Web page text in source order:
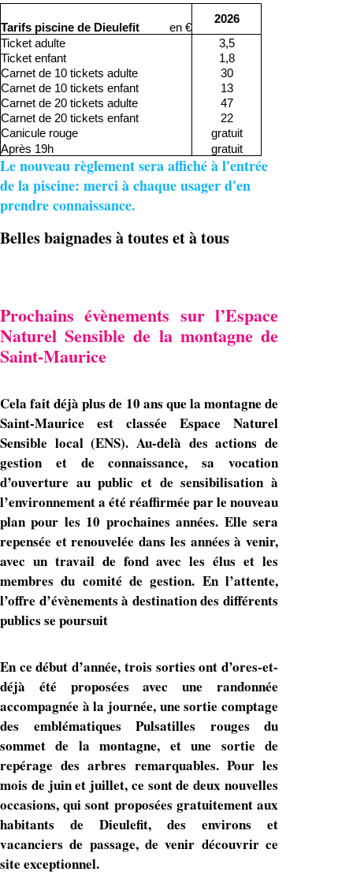
Tarifs piscine de Dieulefit en €
2026
Ticket adulte
3,5
Ticket enfant
1,8
Carnet de 10 tickets adulte
30
Carnet de 10 tickets enfant
13
Carnet de 20 tickets adulte
47
Carnet de 20 tickets enfant
22
Canicule rouge
gratuit
Après 19h
gratuit
Le nouveau règlement sera affiché à l'entrée
de la piscine: merci à chaque usager d'en
prendre connaissance.
Belles baignades à toutes et à tous
Prochains évènements sur l’Espace
Naturel Sensible de la montagne de
Saint-Maurice
Cela fait déjà plus de 10 ans que la montagne de
Saint-Maurice est classée Espace Naturel
Sensible local (ENS). Au-delà des actions de
gestion et de connaissance, sa vocation
d’ouverture au public et de sensibilisation à
l’environnement a été réaffirmée par le nouveau
plan pour les 10 prochaines années. Elle sera
repensée et renouvelée dans les années à venir,
avec un travail de fond avec les élus et les
membres du comité de gestion. En l’attente,
l’offre d’évènements à destination des différents
publics se poursuit
En ce début d’année, trois sorties ont d’ores-et-
déjà été proposées avec une randonnée
accompagnée à la journée, une sortie comptage
des emblématiques Pulsatilles rouges du
sommet de la montagne, et une sortie de
repérage des arbres remarquables. Pour les
mois de juin et juillet, ce sont de deux nouvelles
occasions, qui sont proposées gratuitement aux
habitants de Dieulefit, des environs et
vacanciers de passage, de venir découvrir ce
site exceptionnel.